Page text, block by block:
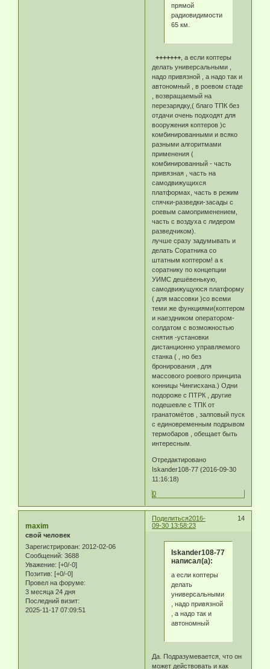
прямой
радиовидимости
65 км.
+++++++ , а если коптеры
делать универсальными ,
надо привязной , а надо так и
автономный , в роевом стаде
, возвращаемый на
перезарядку,( благо ТПК без
отдачи очень подходят для
вооружения коптеров )с
комбинированными и всяко
разными алгоритмами
применения (
комбинированный - часть
привязная , часть на
самодвижущихся
платформах, часть в режим
спячки-разведки-засады с
роевым самоприменением,
часть с воздуха с лидером
разведчиком).
лучше сразу задумывать и
делать Соратника со
штатным коптером! а к
соратнику по концепции
УИМС дешёвенькую,
самодвижущуюся платформу
( для массовки )со всеми
теми же функциями(коптером
и наездником оператором-
солдатом с возможностью
снятия -установки
дистанционно управляемого
станка ( , но без
бронирования , для
массового роевого принципа
конницы Чингисхана.) Одни
подороже с ПТРК , другие
подешевле с ТПК от
гранатомётов , залповый пуск
с единовременным подрывом
термобаров , обещает быть
интересным.
Отредактировано
Iskander108-77 (2016-09-30
11:16:18)
0
Поделиться 14
2016-
09-30 13:58:23
maxim
свой человек
Зарегистрирован: 2012-02-06
Сообщений: 3688
Уважение: [+0/-0]
Позитив: [+0/-0]
Провел на форуме:
3 месяца 24 дня
Последний визит:
2025-11-17 07:09:51
Iskander108-77
написал(а):
а если коптеры
делать
универсальными
, надо привязной
, а надо так и
автономный
Да. Подразумевается, что он
может действовать и как